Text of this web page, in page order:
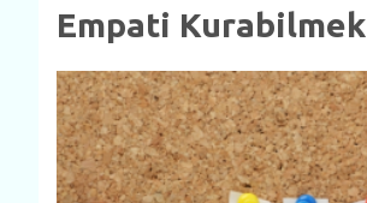
Empati Kurabilmek